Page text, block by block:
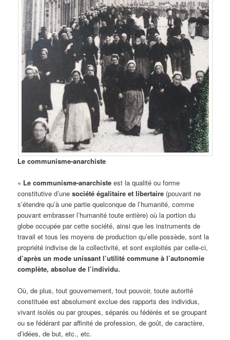
Le communisme-anarchiste
« Le communisme-anarchiste est la qualité ou forme
constitutive d’unesociété égalitaire et libertaire (pouvant ne
s’étendre qu’à une partie quelconque de l’humanité, comme
pouvant embrasser l’humanité toute entière) où la portion du
globe occupée par cette société, ainsi que les instruments de
travail et tous les moyens de production qu’elle possède, sont la
propriété indivise de la collectivité, et sont exploités par celle-ci,
d’après un mode unissant l’utilité commune à l’autonomie
complète, absolue de l’individu.
Où, de plus, tout gouvernement, tout pouvoir, toute autorité
constituée est absolument exclue des rapports des individus,
vivant isolés ou par groupes, séparés ou fédérés et se groupant
ou se fédérant par affinité de profession, de goût, de caractère,
d’idées, de but, etc., etc.